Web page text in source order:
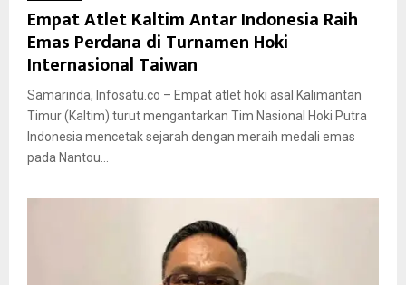
Empat Atlet Kaltim Antar Indonesia Raih
Emas Perdana di Turnamen Hoki
Internasional Taiwan
Samarinda, Infosatu.co – Empat atlet hoki asal Kalimantan
Timur (Kaltim) turut mengantarkan Tim Nasional Hoki Putra
Indonesia mencetak sejarah dengan meraih medali emas
pada Nantou...